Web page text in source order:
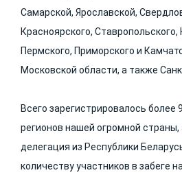
Самарской, Ярославской,
Красноярского, Ставропольского,
Пермского, Приморского и
Московской области, а также
Всего зарегистрировалось более
регионов нашей огромной
делегация из Республики
количеству участников в забеге